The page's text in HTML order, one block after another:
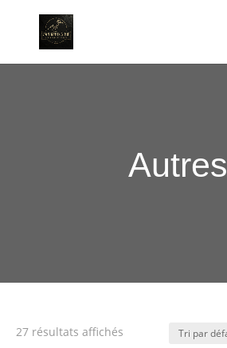
Autres
27 résultats affichés